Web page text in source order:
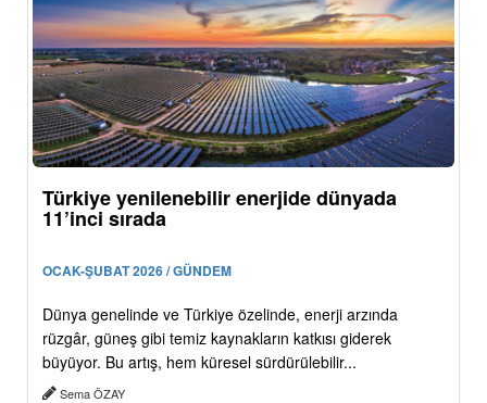
Türkiye yenilenebilir enerjide dünyada
11’inci sırada
OCAK-ŞUBAT 2026 / GÜNDEM
Dünya genelinde ve Türkiye özelinde, enerji arzında
rüzgâr, güneş gibi temiz kaynakların katkısı giderek
büyüyor. Bu artış, hem küresel sürdürülebilir...
Sema ÖZAY